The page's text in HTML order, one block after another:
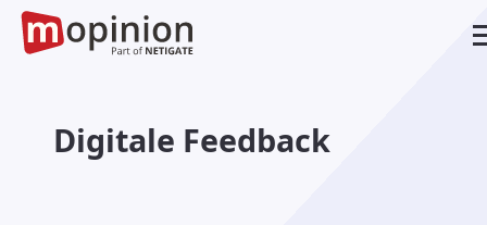
Digitale Feedback